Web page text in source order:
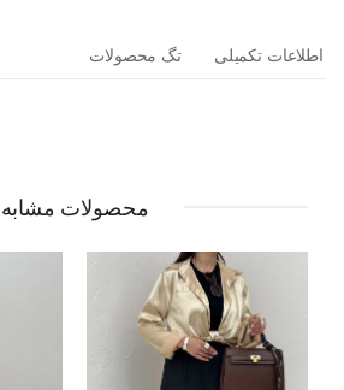
اطلاعات تکمیلی تگ محصولات
محصولات مشابه